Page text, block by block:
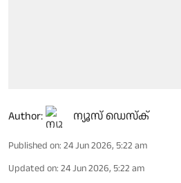
Author: ന്യൂസ് ഡെസ്ക്
Published on: 24 Jun 2026, 5:22 am
Updated on: 24 Jun 2026, 5:22 am